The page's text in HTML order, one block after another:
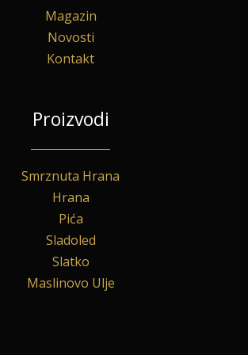
Magazin
Novosti
Kontakt
Proizvodi
Smrznuta Hrana
Hrana
Pića
Sladoled
Slatko
Maslinovo Ulje